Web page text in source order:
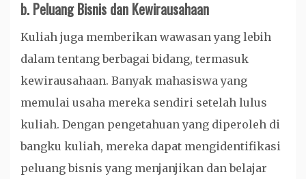
b. Peluang Bisnis dan Kewirausahaan
Kuliah juga memberikan wawasan yang lebih
dalam tentang berbagai bidang, termasuk
kewirausahaan. Banyak mahasiswa yang
memulai usaha mereka sendiri setelah lulus
kuliah. Dengan pengetahuan yang diperoleh di
bangku kuliah, mereka dapat mengidentifikasi
peluang bisnis yang menjanjikan dan belajar